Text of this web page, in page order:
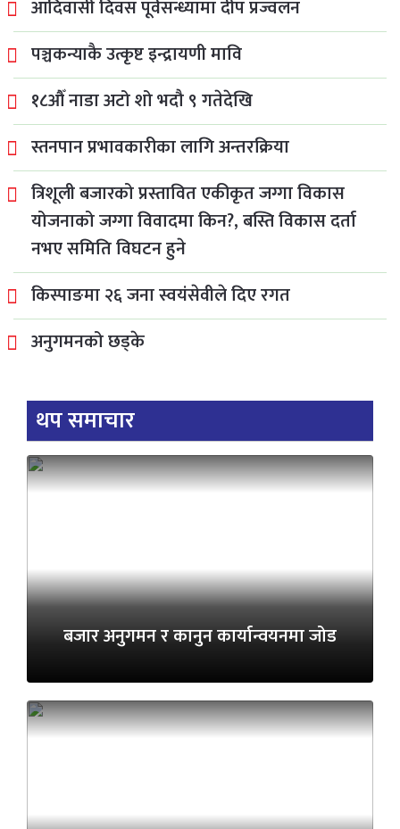
आदिवासी दिवस पूर्वसन्ध्यामा दीप प्रज्वलन
पञ्चकन्याकै उत्कृष्ट इन्द्रायणी मावि
१८औँ नाडा अटो शो भदौ ९ गतेदेखि
स्तनपान प्रभावकारीका लागि अन्तरक्रिया
त्रिशूली बजारको प्रस्तावित एकीकृत जग्गा विकास
योजनाको जग्गा विवादमा किन?, बस्ति विकास दर्ता
नभए समिति विघटन हुने
किस्पाङमा २६ जना स्वयंसेवीले दिए रगत
अनुगमनको छड्के
थप समाचार
बजार अनुगमन र कानुन कार्यान्वयनमा जोड